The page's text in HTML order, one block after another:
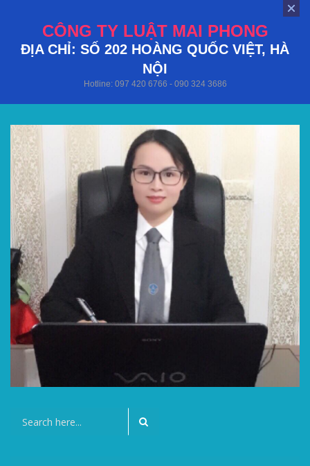
CÔNG TY LUẬT MAI PHONG
ĐỊA CHỈ: SỐ 202 HOÀNG QUỐC VIỆT, HÀ
NỘI
Hotline: 097 420 6766 - 090 324 3686